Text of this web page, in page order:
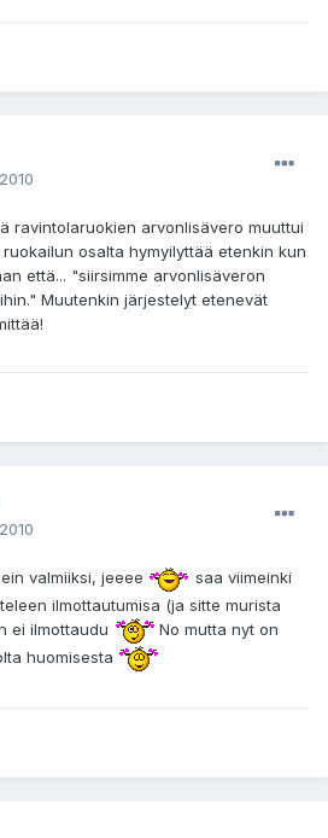
ravintolaruokien arvonlisävero muuttui
osalta hymyilyttää etenkin kun
että... "siirsimme arvonlisäveron
Muutenkin järjestelyt etenevät
valmiiksi, jeeee
saa viimeinki
ilmottautumisa (ja sitte murista
ei ilmottaudu
No mutta nyt on
huomisesta